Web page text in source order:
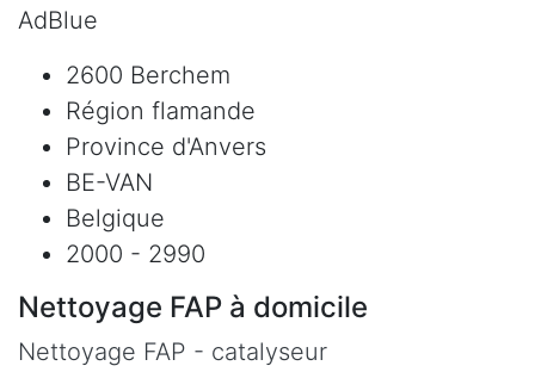
AdBlue
2600 Berchem
Région flamande
Province d'Anvers
BE-VAN
Belgique
2000 - 2990
Nettoyage FAP à domicile
Nettoyage FAP - catalyseur